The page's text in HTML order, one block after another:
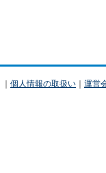
｜ 個人情報の取扱い ｜ 運営